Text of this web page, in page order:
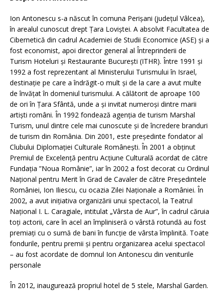
Ion Antonescu s-a născut în comuna Perișani (județul Vâlcea),
în arealul cunoscut drept Țara Loviștei. A absolvit Facultatea de
Cibernetică din cadrul Academiei de Studii Economice (ASE) și a
fost economist, apoi director general al Întreprinderii de
Turism Hoteluri și Restaurante București (ITHR). Între 1991 și
1992 a fost reprezentant al Ministerului Turismului în Israel,
destinație pe care a îndrăgit-o mult și de la care a avut multe
de învățat în domeniul turismului. A călătorit de aproape 100
de ori în Țara Sfântă, unde a și invitat numeroși dintre marii
artiști români. În 1992 fondează agenția de turism Marshal
Turism, unul dintre cele mai cunoscute și de încredere branduri
de turism din România. Din 2001, este președinte fondator al
Clubului Diplomației Culturale Românești. În 2001 a obținut
Premiul de Excelență pentru Acțiune Culturală acordat de către
Fundația ”Noua Românie”, iar în 2002 a fost decorat cu Ordinul
Național pentru Merit în Grad de Cavaler de către Președintele
României, Ion Iliescu, cu ocazia Zilei Naționale a României. În
2002, a avut inițiativa organizării unui spectacol, la Teatrul
Național I. L. Caragiale, intitulat „Vârsta de Aur”, în cadrul căruia
toți actorii, care în acel an împliniseră o vârstă rotundă au fost
premiați cu o sumă de bani în funcție de vârsta împlinită. Toate
fondurile, pentru premii și pentru organizarea acelui spectacol
– au fost acordate de domnul Ion Antonescu din veniturile
personale
În 2012, inaugurează propriul hotel de 5 stele, Marshal Garden.